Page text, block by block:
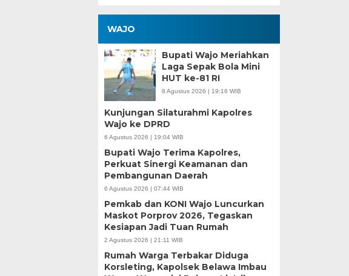
WAJO
Bupati Wajo Meriahkan
Laga Sepak Bola Mini
HUT ke-81 RI
8 Agustus 2026 | 19:16 WIB
Kunjungan Silaturahmi Kapolres
Wajo ke DPRD
6 Agustus 2026 | 19:04 WIB
Bupati Wajo Terima Kapolres,
Perkuat Sinergi Keamanan dan
Pembangunan Daerah
6 Agustus 2026 | 07:44 WIB
Pemkab dan KONI Wajo Luncurkan
Maskot Porprov 2026, Tegaskan
Kesiapan Jadi Tuan Rumah
2 Agustus 2026 | 21:11 WIB
Rumah Warga Terbakar Diduga
Korsleting, Kapolsek Belawa Imbau